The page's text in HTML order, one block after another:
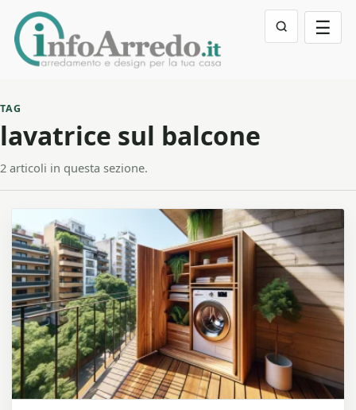
☰
TAG
lavatrice sul balcone
2 articoli in questa sezione.